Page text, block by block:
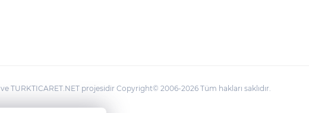
ve TURKTICARET.NET projesidir Copyright© 2006-2026 Tüm hakları saklıdır.